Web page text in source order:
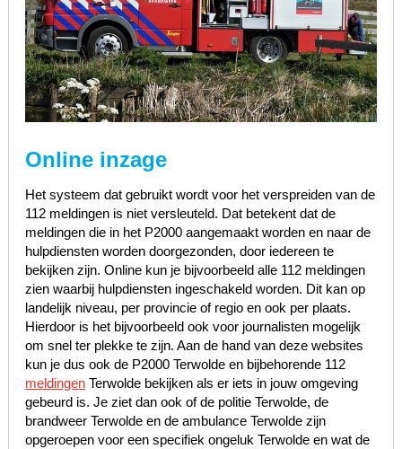
Online inzage
Het systeem dat gebruikt wordt voor het verspreiden van de
112 meldingen is niet versleuteld. Dat betekent dat de
meldingen die in het P2000 aangemaakt worden en naar de
hulpdiensten worden doorgezonden, door iedereen te
bekijken zijn. Online kun je bijvoorbeeld alle 112 meldingen
zien waarbij hulpdiensten ingeschakeld worden. Dit kan op
landelijk niveau, per provincie of regio en ook per plaats.
Hierdoor is het bijvoorbeeld ook voor journalisten mogelijk
om snel ter plekke te zijn. Aan de hand van deze websites
kun je dus ook de P2000 Terwolde en bijbehorende 112
meldingenTerwolde bekijken als er iets in jouw omgeving
gebeurd is. Je ziet dan ook of de politie Terwolde, de
brandweer Terwolde en de ambulance Terwolde zijn
opgeroepen voor een specifiek ongeluk Terwolde en wat de